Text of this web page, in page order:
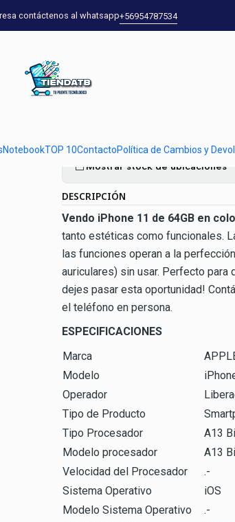
NotebookTOP 10ContactoPolítica de Cambios y
contáctenos al whatsapp+56954787534
11 de 64GB Negro en Excelente Estado - Gran
iPhone 11 de
Estado - Gran
Mostrar stock de ubicaciones
DESCRIPCIÓN
Vendo iPhone 11 de 64GB en
tanto estéticas como funcionales.
las funciones operan a la
auriculares) sin usar. Perfecto para
dejes pasar esta oportunidad!
el teléfono en persona.
ESPECIFICACIONES
Marca
Modelo
Operador
Tipo de Producto
Tipo Procesador
A13
Modelo procesador
A13
Velocidad del Procesador
.-
Sistema Operativo
iOS
Modelo Sistema Operativo
.-